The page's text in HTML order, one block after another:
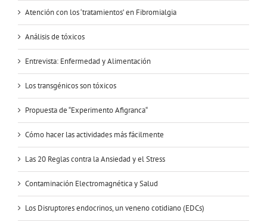
Atención con los ‘tratamientos’ en Fibromialgia
Análisis de tóxicos
Entrevista: Enfermedad y Alimentación
Los transgénicos son tóxicos
Propuesta de “Experimento Afigranca“
Cómo hacer las actividades más fácilmente
Las 20 Reglas contra la Ansiedad y el Stress
Contaminación Electromagnética y Salud
Los Disruptores endocrinos, un veneno cotidiano (EDCs)